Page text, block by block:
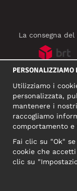
La consegna
PERSONALIZZIAMO
Utilizziamo i
personalizzata,
mantenere i
raccogliamo
comportamento
Fai clic su "Ok"
cookie che
clic su